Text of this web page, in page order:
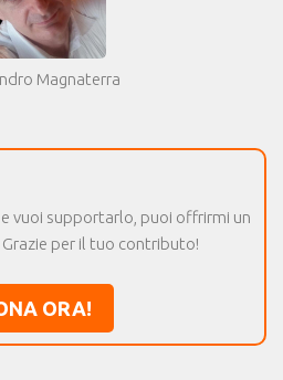
Magnaterra
vuoi supportarlo, puoi offrirmi un
per il tuo contributo!
ORA!